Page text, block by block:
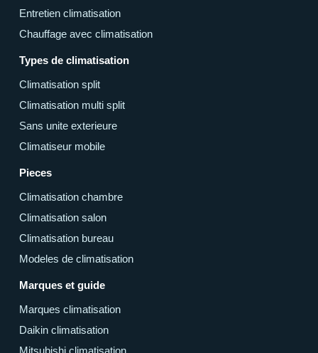
Entretien climatisation
Chauffage avec climatisation
Types de climatisation
Climatisation split
Climatisation multi split
Sans unite exterieure
Climatiseur mobile
Pieces
Climatisation chambre
Climatisation salon
Climatisation bureau
Modeles de climatisation
Marques et guide
Marques climatisation
Daikin climatisation
Mitsubishi climatisation